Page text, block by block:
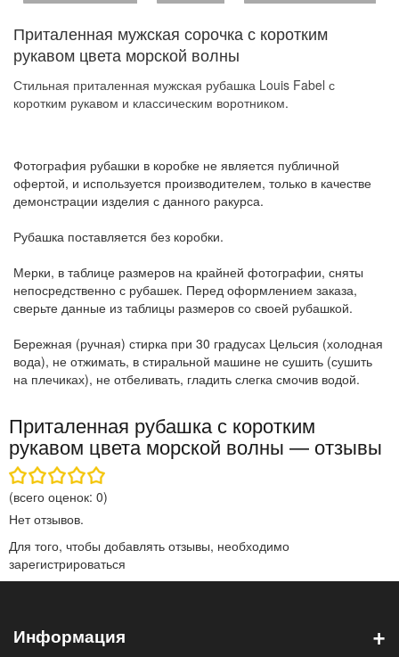
Приталенная мужская сорочка с коротким
рукавом цвета морской волны
Стильная приталенная мужская рубашка Louis Fabel с
коротким рукавом и классическим воротником.
Фотография рубашки в коробке не является публичной
офертой, и используется производителем, только в качестве
демонстрации изделия с данного ракурса.
Рубашка поставляется без коробки.
Мерки, в таблице размеров на крайней фотографии, сняты
непосредственно с рубашек. Перед оформлением заказа,
сверьте данные из таблицы размеров со своей рубашкой.
Бережная (ручная) стирка при 30 градусах Цельсия (холодная
вода), не отжимать, в стиральной машине не сушить (сушить
на плечиках), не отбеливать, гладить слегка смочив водой.
Приталенная рубашка с коротким
рукавом цвета морской волны — отзывы
(всего оценок: 0)
Нет отзывов.
Для того, чтобы добавлять отзывы, необходимо
зарегистрироваться
Информация +